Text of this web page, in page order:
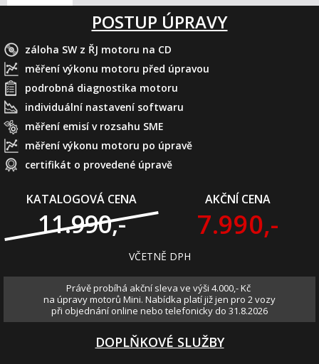
POSTUP ÚPRAVY
záloha SW z ŘJ motoru na CD
měření výkonu motoru před úpravou
podrobná diagnostika motoru
individuální nastavení softwaru
měření emisí v rozsahu SME
měření výkonu motoru po úpravě
certifikát o provedené úpravě
KATALOGOVÁ CENA
11.990,-
AKČNÍ CENA
7.990,-
VČETNĚ DPH
Právě probíhá akční sleva ve výši 4.000,- Kč
na úpravy motorů Mini. Nabídka platí již jen pro 2 vozy
při objednání online nebo telefonicky do 31.8.2026
DOPLŇKOVÉ SLUŽBY